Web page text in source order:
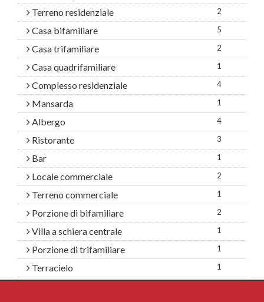
Terreno residenziale 2
Casa bifamiliare 5
Casa trifamiliare 2
Casa quadrifamiliare 1
Complesso residenziale 4
Mansarda 1
Albergo 4
Ristorante 3
Bar 1
Locale commerciale 2
Terreno commerciale 1
Porzione di bifamiliare 2
Villa a schiera centrale 1
Porzione di trifamiliare 1
Terracielo 1